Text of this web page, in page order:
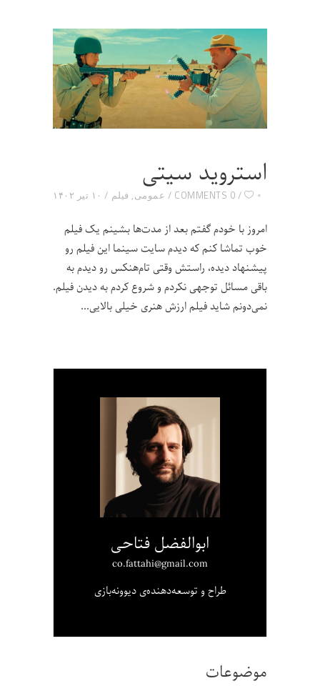
استروید سیتی
۱۰ تیر ۱۴۰۲ عمومی, فیلم 0 COMMENTS ۰
امروز با خودم گفتم بعد از مدت‌ها بشینم یک فیلم
خوب تماشا کنم که دیدم سایت سینما این فیلم رو
پیشنهاد دیده، راستش وقتی تام‌هنکس رو دیدم به
باقی مسائل توجهی نکردم و شروع کردم به دیدن فیلم.
نمی‌دونم شاید فیلم ارزش هنری خیلی بالایی
ابوالفضل فتاحی
co.fattahi@gmail.com
طراح و توسعه‌دهنده‌ی دیوونه‌بازی
موضوعات